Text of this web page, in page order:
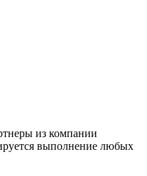
из компании
выполнение любых